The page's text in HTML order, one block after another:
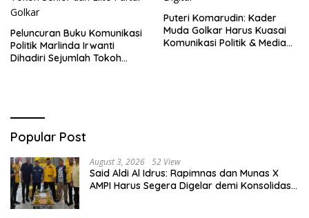
Peluncuran Buku Komunikasi
Politik Marlinda Irwanti
Dihadiri Sejumlah Tokoh
Puteri Komarudin: Kader
Muda Golkar Harus Kuasai
Komunikasi Politik & Media
Popular Post
August 3, 2026 52 View
Said Aldi Al Idrus: Rapimnas dan Munas X
AMPI Harus Segera Digelar demi Konsolidasi